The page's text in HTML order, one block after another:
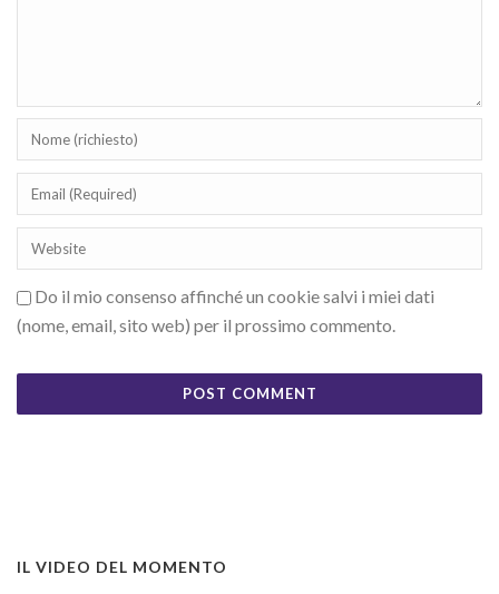
Do il mio consenso affinché un cookie salvi i miei dati
(nome, email, sito web) per il prossimo commento.
IL VIDEO DEL MOMENTO